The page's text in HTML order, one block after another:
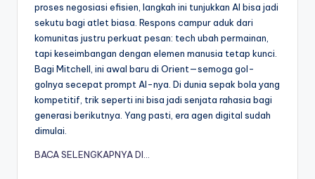
proses negosiasi efisien, langkah ini tunjukkan AI bisa jadi
sekutu bagi atlet biasa. Respons campur aduk dari
komunitas justru perkuat pesan: tech ubah permainan,
tapi keseimbangan dengan elemen manusia tetap kunci.
Bagi Mitchell, ini awal baru di Orient—semoga gol-
golnya secepat prompt AI-nya. Di dunia sepak bola yang
kompetitif, trik seperti ini bisa jadi senjata rahasia bagi
generasi berikutnya. Yang pasti, era agen digital sudah
dimulai.
BACA SELENGKAPNYA DI…